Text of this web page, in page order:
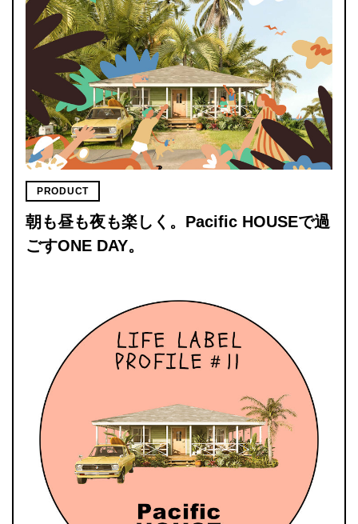
PRODUCT
朝も昼も夜も楽しく。Pacific HOUSEで過
ごすONE DAY。